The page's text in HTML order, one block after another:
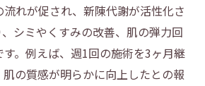
れが促され、新陳代謝が活性化さ
シミやくすみの改善、肌の弾力回
。例えば、週1回の施術を3ヶ月継
の質感が明らかに向上したとの報